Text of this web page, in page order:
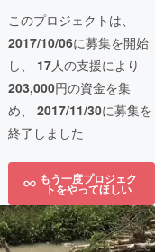
このプロジェクトは、
2017/10/06に募集を開始
し、 17人の支援により
203,000円の資金を集
め、 2017/11/30に募集を
終了しました
もう一度プロジェク
トをやってほしい